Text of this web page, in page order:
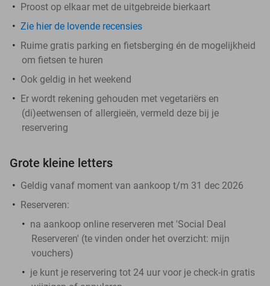
Proost op elkaar met de uitgebreide bierkaart
Zie hier de lovende recensies
Ruime gratis parking en fietsberging én de mogelijkheid
om fietsen te huren
Ook geldig in het weekend
Er wordt rekening gehouden met vegetariërs en
(di)eetwensen of allergieën, vermeld deze bij je
reservering
Grote kleine letters
Geldig vanaf moment van aankoop t/m 31 dec 2026
Reserveren:
na aankoop online reserveren met 'Social Deal
Reserveren' (te vinden onder het overzicht: mijn
vouchers)
je kunt je reservering tot 24 uur voor je check-in gratis